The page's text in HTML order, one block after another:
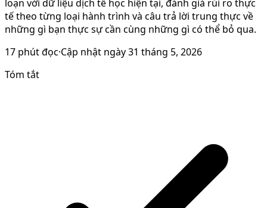
loạn với dữ liệu dịch tễ học hiện tại, đánh giá rủi ro thực
tế theo từng loại hành trình và câu trả lời trung thực về
những gì bạn thực sự cần cùng những gì có thể bỏ qua.
17 phút đọc·Cập nhật ngày31 tháng 5, 2026
Tóm tắt